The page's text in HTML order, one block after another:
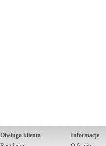
Obsługa klienta
Informacje